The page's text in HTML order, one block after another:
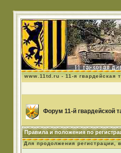
www.11td.ru - 11-я гвардейская
Форум 11-й гвардейской
Правила и положения по
Для продолжения